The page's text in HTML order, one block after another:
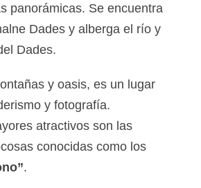
panorámicas. Se encuentra
Dades y alberga el río y
Dades.
y oasis, es un lugar
y fotografía.
atractivos son las
conocidas como los
.